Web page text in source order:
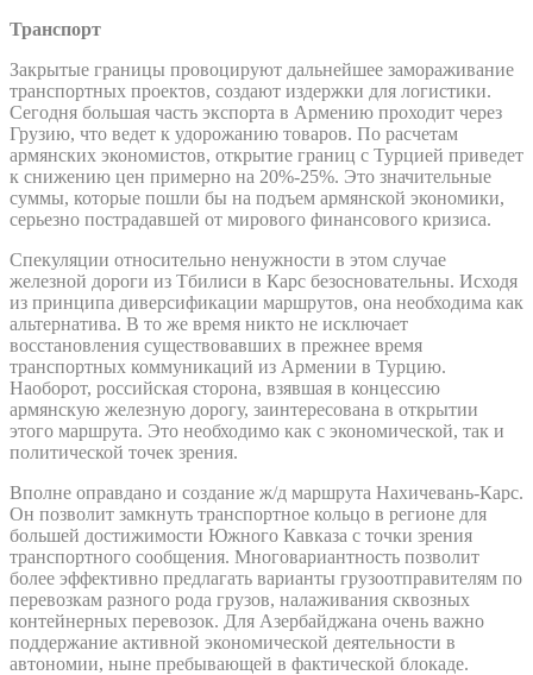
Транспорт
Закрытые границы провоцируют дальнейшее замораживание
транспортных проектов, создают издержки для логистики.
Сегодня большая часть экспорта в Армению проходит через
Грузию, что ведет к удорожанию товаров. По расчетам
армянских экономистов, открытие границ с Турцией приведет
к снижению цен примерно на 20%-25%. Это значительные
суммы, которые пошли бы на подъем армянской экономики,
серьезно пострадавшей от мирового финансового кризиса.
Спекуляции относительно ненужности в этом случае
железной дороги из Тбилиси в Карс безосновательны. Исходя
из принципа диверсификации маршрутов, она необходима как
альтернатива. В то же время никто не исключает
восстановления существовавших в прежнее время
транспортных коммуникаций из Армении в Турцию.
Наоборот, российская сторона, взявшая в концессию
армянскую железную дорогу, заинтересована в открытии
этого маршрута. Это необходимо как с экономической, так и
политической точек зрения.
Вполне оправдано и создание ж/д маршрута Нахичевань-Карс.
Он позволит замкнуть транспортное кольцо в регионе для
большей достижимости Южного Кавказа с точки зрения
транспортного сообщения. Многовариантность позволит
более эффективно предлагать варианты грузоотправителям по
перевозкам разного рода грузов, налаживания сквозных
контейнерных перевозок. Для Азербайджана очень важно
поддержание активной экономической деятельности в
автономии, ныне пребывающей в фактической блокаде.